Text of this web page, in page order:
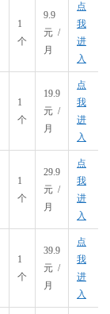
1
个
9.9
元/
月
点
我
进
入
1
个
19.9
元/
月
点
我
进
入
1
个
29.9
元/
月
点
我
进
入
1
个
39.9
元/
月
点
我
进
入